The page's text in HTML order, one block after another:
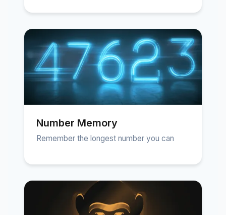
Number Memory
Remember the longest number you can